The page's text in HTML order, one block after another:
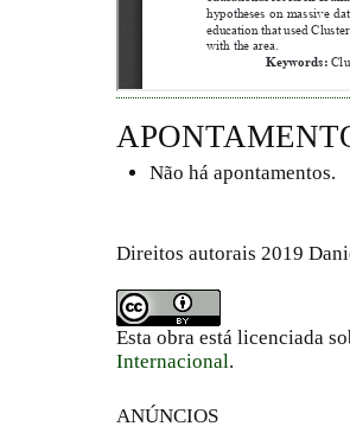
Não há apontamentos.
Direitos autorais 2019
Esta obra está licenciada
Internacional.
ANÚNCIOS